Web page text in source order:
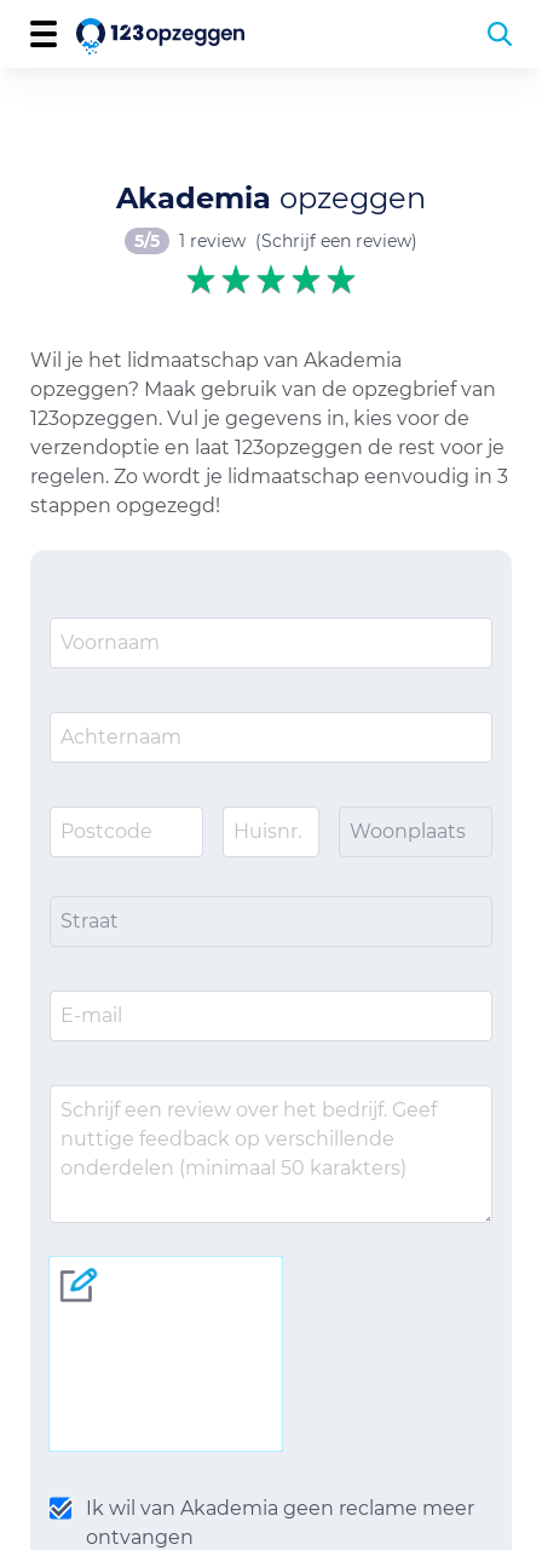
Akademia opzeggen
5/5 1 review (Schrijf een review)
Wil je het lidmaatschap van Akademia
opzeggen? Maak gebruik van de opzegbrief van
123opzeggen. Vul je gegevens in, kies voor de
verzendoptie en laat 123opzeggen de rest voor je
regelen. Zo wordt je lidmaatschap eenvoudig in 3
stappen opgezegd!
Woonplaats
Straat
Ik wil van Akademia geen reclame meer
ontvangen